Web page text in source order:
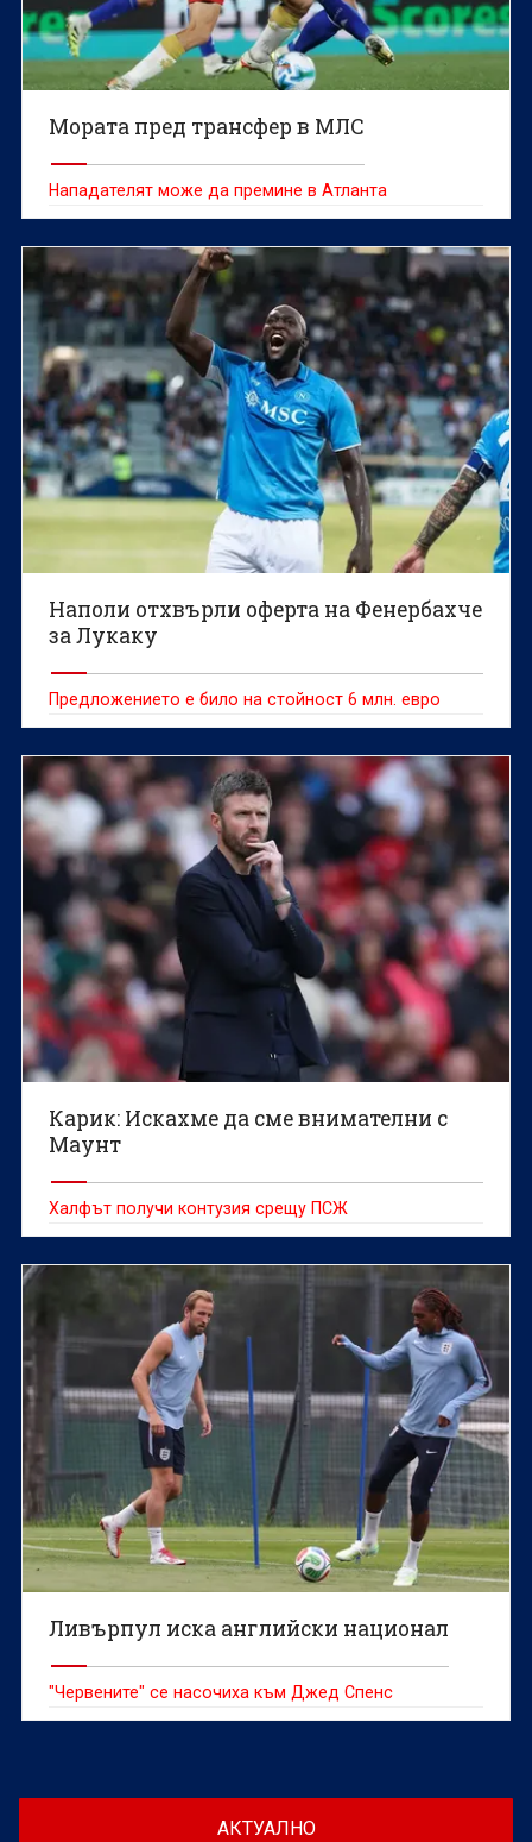
Мората пред трансфер в МЛС
Нападателят може да премине в Атланта
Наполи отхвърли оферта на Фенербахче
за Лукаку
Предложението е било на стойност 6 млн. евро
Карик: Искахме да сме внимателни с
Маунт
Халфът получи контузия срещу ПСЖ
Ливърпул иска английски национал
"Червените" се насочиха към Джед Спенс
АКТУАЛНО